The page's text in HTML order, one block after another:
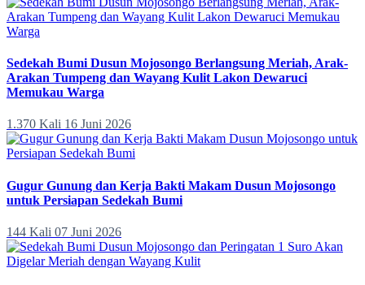
Sedekah Bumi Dusun Mojosongo Berlangsung Meriah, Arak-
Arakan Tumpeng dan Wayang Kulit Lakon Dewaruci
Memukau Warga
1.370 Kali 16 Juni 2026
Gugur Gunung dan Kerja Bakti Makam Dusun Mojosongo
untuk Persiapan Sedekah Bumi
144 Kali 07 Juni 2026